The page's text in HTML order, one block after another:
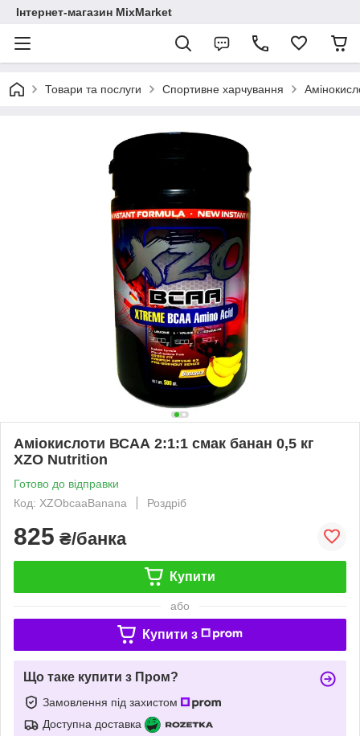
Інтернет-магазин MixMarket
Товари та послуги Спортивне харчування
Аміокислоти ВСАА 2:1:1 смак банан 0,5 кг
XZO Nutrition
Готово до відправки
Код: XZObcaaBanana
Роздріб
825 ₴/банка
Купити
або
Купити з
Що таке купити з Пром?
Замовлення під захистом
Доступна доставка